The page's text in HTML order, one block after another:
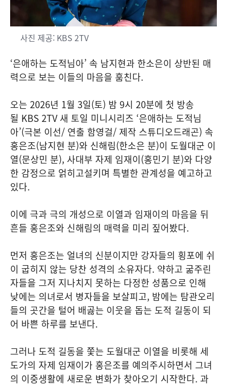
사진 제공: KBS 2TV
‘은애하는 도적님아’ 속 남지현과 한소은이 상반된 매
력으로 보는 이들의 마음을 훔친다.
오는 2026년 1월 3일(토) 밤 9시 20분에 첫 방송
될 KBS 2TV 새 토일 미니시리즈 ‘은애하는 도적님
아’(극본 이선/ 연출 함영걸/ 제작 스튜디오드래곤) 속
홍은조(남지현 분)와 신해림(한소은 분)이 도월대군 이
열(문상민 분), 사대부 자제 임재이(홍민기 분)와 다양
한 감정으로 얽히고설키며 특별한 관계성을 예고하고
있다.
이에 극과 극의 개성으로 이열과 임재이의 마음을 뒤
흔들 홍은조와 신해림의 매력을 미리 짚어봤다.
먼저 홍은조는 얼녀의 신분이지만 강자들의 횡포에 쉬
이 굽히지 않는 당찬 성격의 소유자다. 약하고 굶주린
자들을 그저 지나치지 못하는 다정한 성품으로 인해
낮에는 의녀로서 병자들을 보살피고, 밤에는 탐관오리
들의 곳간을 털어 배곯는 이웃을 돕는 도적 길동이 되
어 바쁜 하루를 보낸다.
그러나 도적 길동을 쫓는 도월대군 이열을 비롯해 세
도가의 자제 임재이가 홍은조를 예의주시하면서 그녀
의 이중생활에 새로운 변화가 찾아오기 시작한다. 과